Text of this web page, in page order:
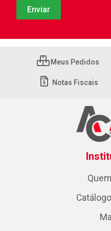
Meus Pedidos
Notas Fiscais